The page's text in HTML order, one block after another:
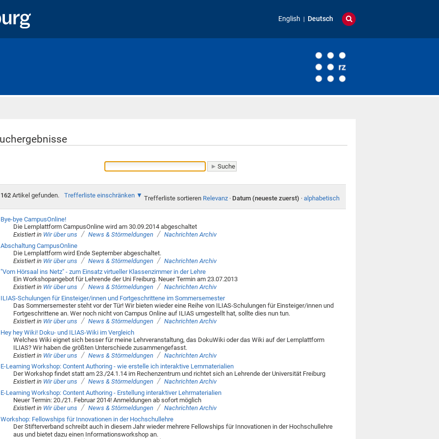
English Deutsch
162Artikel gefunden. Trefferliste einschränken Trefferliste sortieren Relevanz · Datum (neueste zuerst) · alphabetisch
Bye-bye CampusOnline!
Die Lernplattform CampusOnline wird am 30.09.2014 abgeschaltet
Existiert in Wir über uns / News & Störmeldungen / Nachrichten Archiv
Abschaltung CampusOnline
Die Lernplattform wird Ende September abgeschaltet.
Existiert in Wir über uns / News & Störmeldungen / Nachrichten Archiv
"Vom Hörsaal ins Netz" - zum Einsatz virtueller Klassenzimmer in der Lehre
Ein Workshopangebot für Lehrende der Uni Freiburg. Neuer Termin am 23.07.2013
Existiert in Wir über uns / News & Störmeldungen / Nachrichten Archiv
ILIAS-Schulungen für Einsteiger/innen und Fortgeschrittene im Sommersemester
Das Sommersemester steht vor der Tür! Wir bieten wieder eine Reihe von ILIAS-Schulungen für Einsteiger/innen und
Fortgeschrittene an. Wer noch nicht von Campus Online auf ILIAS umgestellt hat, sollte dies nun tun.
Existiert in Wir über uns / News & Störmeldungen / Nachrichten Archiv
Hey hey Wiki! Doku- und ILIAS-Wiki im Vergleich
Welches Wiki eignet sich besser für meine Lehrveranstaltung, das DokuWiki oder das Wiki auf der Lernplattform
ILIAS? Wir haben die größten Unterschiede zusammengefasst.
Existiert in Wir über uns / News & Störmeldungen / Nachrichten Archiv
E-Learning Workshop: Content Authoring - wie erstelle ich interaktive Lernmaterialien
Der Workshop findet statt am 23./24.1.14 im Rechenzentrum und richtet sich an Lehrende der Universität Freiburg
Existiert in Wir über uns / News & Störmeldungen / Nachrichten Archiv
E-Learning Workshop: Content Authoring - Erstellung interaktiver Lehrmaterialien
Neuer Termin: 20./21. Februar 2014! Anmeldungen ab sofort möglich
Existiert in Wir über uns / News & Störmeldungen / Nachrichten Archiv
Workshop: Fellowships für Innovationen in der Hochschullehre
Der Stifterverband schreibt auch in diesem Jahr wieder mehrere Fellowships für Innovationen in der Hochschullehre
aus und bietet dazu einen Informationsworkshop an.